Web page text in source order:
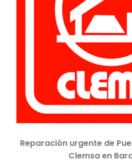
Reparación urgente de
Clemsa en